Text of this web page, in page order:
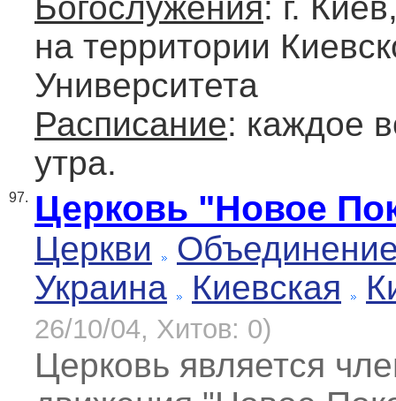
Богослужения: г.
на территории
Университета
Расписание: каждое
утра.
97. Церковь "Новое
Церкви
Украина
Киевская
26/10/04, Хитов: 0)
Церковь является